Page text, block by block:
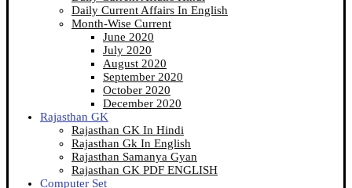
Daily Current Affairs In English
Month-Wise Current
June 2020
July 2020
August 2020
September 2020
October 2020
December 2020
Rajasthan GK
Rajasthan GK In Hindi
Rajasthan Gk In English
Rajasthan Samanya Gyan
Rajasthan GK PDF ENGLISH
Computer Set